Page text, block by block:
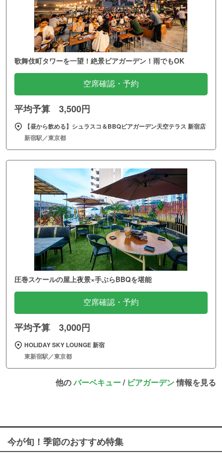
歌舞伎町タワーを一望！絶景ビアガーデン！雨でもOK
空席確認・予約
平均予算 3,500円
【昼から飲める】シュラスコ＆BBQビアガーデン天空テラス 新宿店
新宿駅／東京都
圧巻スケールの屋上夜景×手ぶらBBQを堪能
空席確認・予約
平均予算 3,000円
HOLIDAY SKY LOUNGE 新宿
東新宿駅／東京都
他のバーベキュー/ ビアガーデン情報を見る
今が旬！季節のおすすめ特集